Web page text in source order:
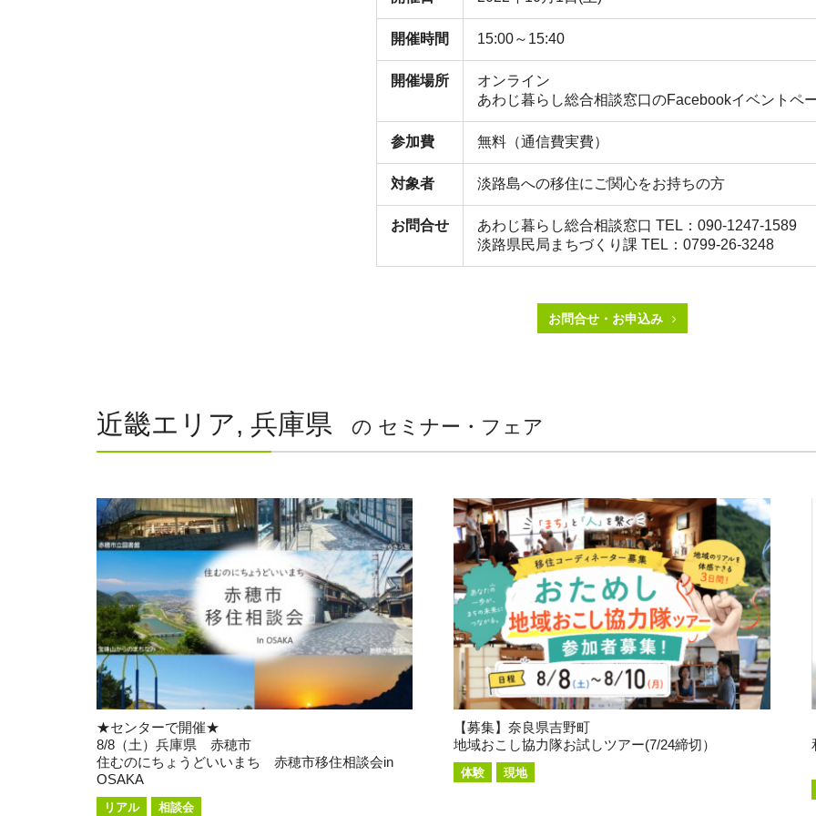
開催時間 15:00～15:40
開催場所
オンライン
あわじ暮らし総合相談窓口のFacebookイベントペ
参加費 無料（通信費実費）
対象者 淡路島への移住にご関心をお持ちの方
お問合せ
あわじ暮らし総合相談窓口 TEL：090-1247-1589
淡路県民局まちづくり課 TEL：0799-26-3248
お問合せ・お申込み
近畿エリア, 兵庫県 の セミナー・フェア
★センターで開催★
8/8（土）兵庫県 赤穂市
住むのにちょうどいいまち 赤穂市移住相談会in
OSAKA
リアル 相談会
【募集】奈良県吉野町
地域おこし協力隊お試しツアー(7/24締切）
体験 現地